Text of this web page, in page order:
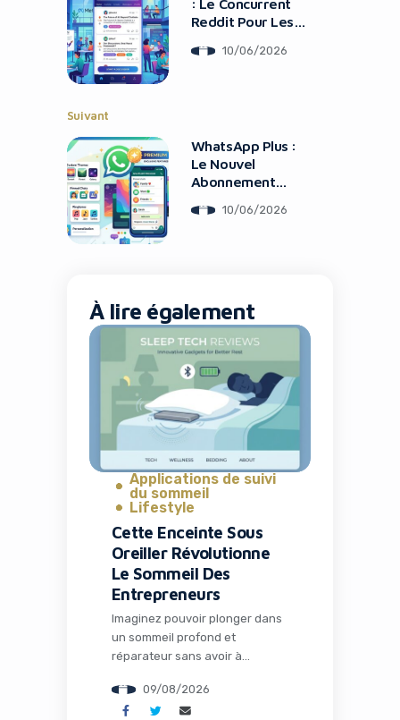
: Le Concurrent
Reddit Pour Les
10/06/2026
Suivant
WhatsApp Plus :
Le Nouvel
Abonnement
Change La Donne
10/06/2026
À lire également
Applications de suivi
du sommeil
Lifestyle
Cette Enceinte Sous
Oreiller Révolutionne
Le Sommeil Des
Entrepreneurs
Imaginez pouvoir plonger dans
un sommeil profond et
réparateur sans avoir à
inconfortables toute la nuit,
tout en respectant le calme
09/08/2026